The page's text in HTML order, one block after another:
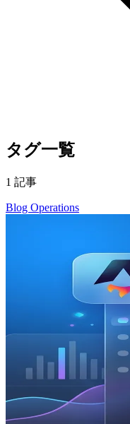
タグ一覧
1 記事
Blog Operations